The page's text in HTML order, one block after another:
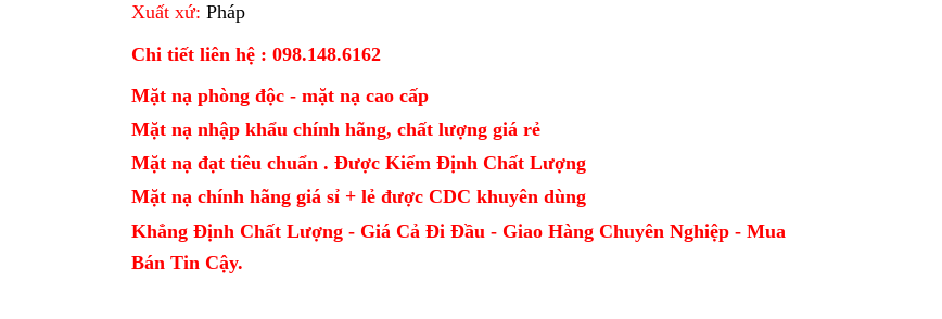
Xuất xứ: Pháp
Chi tiết liên hệ : 098.148.6162
Mặt nạ phòng độc - mặt nạ cao cấp
Mặt nạ nhập khẩu chính hãng, chất lượng giá rẻ
Mặt nạ đạt tiêu chuẩn . Được Kiểm Định Chất Lượng
Mặt nạ chính hãng giá sỉ + lẻ được CDC khuyên dùng
Khẳng Định Chất Lượng - Giá Cả Đi Đầu - Giao Hàng Chuyên Nghiệp - Mua
Bán Tin Cậy.